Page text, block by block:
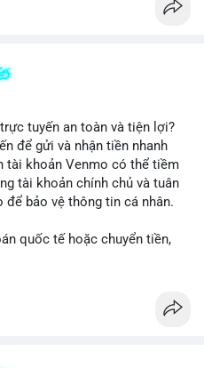
tuyến an toàn và tiện lợi?
để gửi và nhận tiền nhanh
tài khoản Venmo có thể tiềm
tài khoản chính chủ và tuân
bảo vệ thông tin cá nhân.
quốc tế hoặc chuyển tiền,
thanh toán trực tuyến an